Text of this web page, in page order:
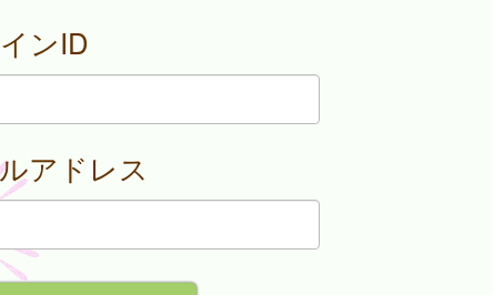
ンID
アドレス